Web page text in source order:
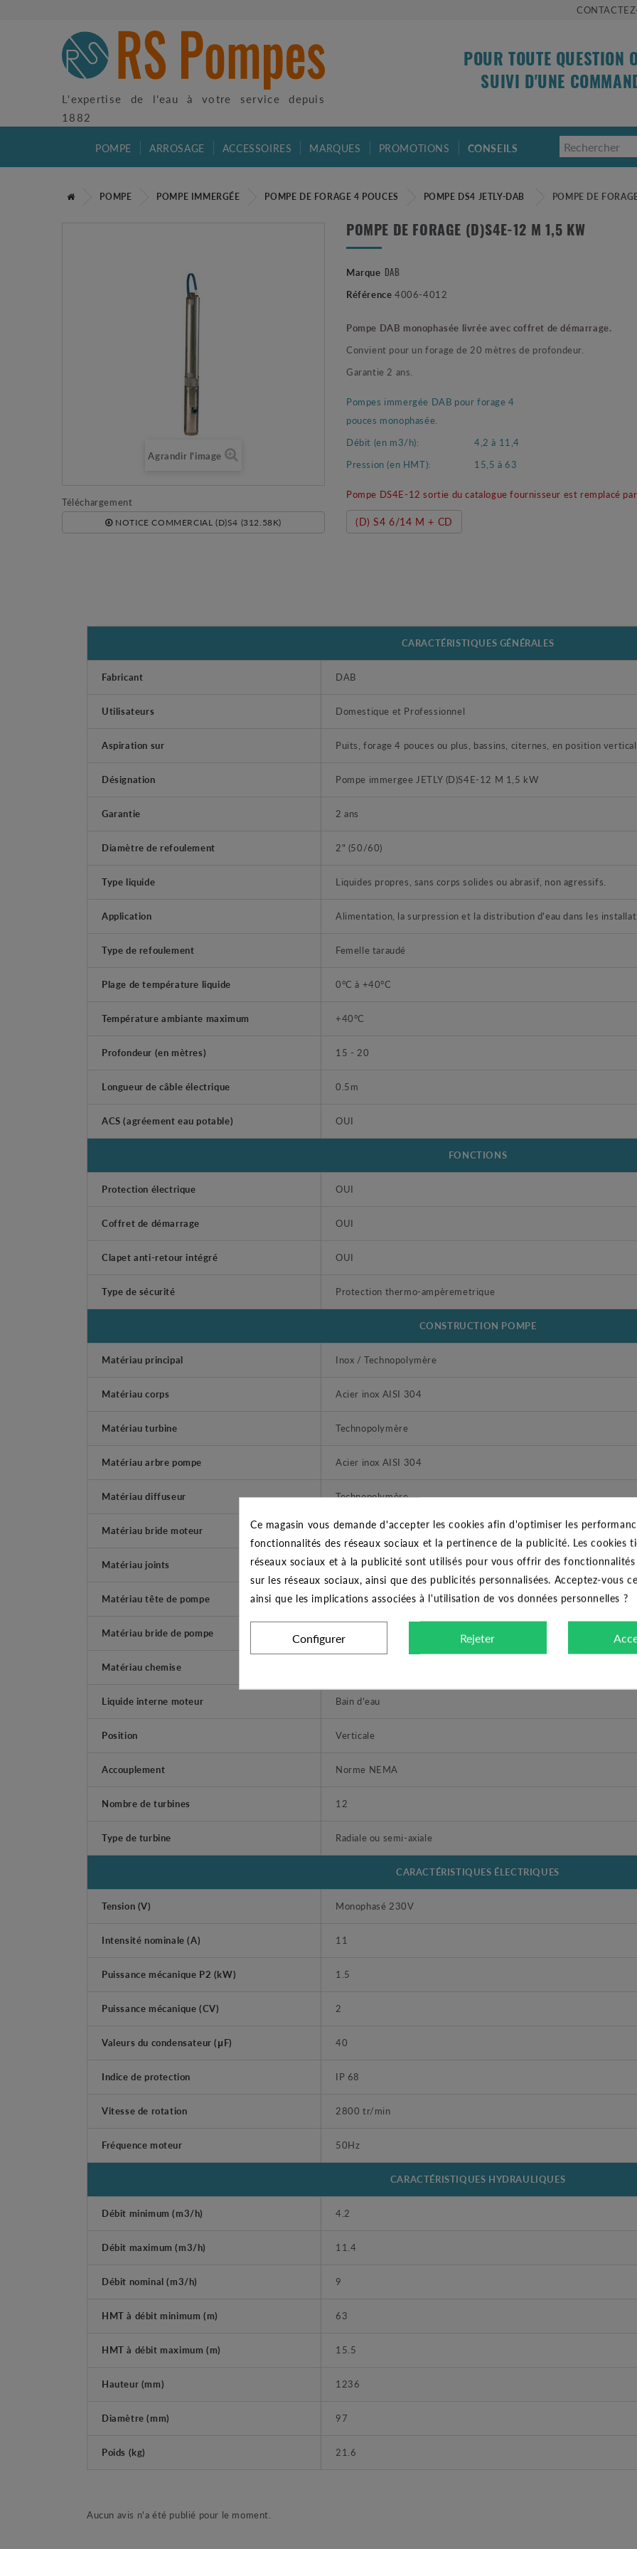
L'expertise de l'eau à votre service depuis
1882
POUR TOUTE QUESTION
SUIVI D'UNE
POMPE ARROSAGE ACCESSOIRES MARQUES PROMOTIONS CONSEILS
POMPE POMPE IMMERGÉE POMPE DE FORAGE 4 POUCES POMPE DS4 JETLY-DAB POMPE DE
Agrandir l'image
Téléchargement
NOTICE COMMERCIAL (D)S4 (312.58K)
POMPE DE FORAGE (D)S4E-12 M 1,5 KW
Marque DAB
Référence 4006-4012
Pompe DAB monophasée livrée avec coffret de démarrage.
Convient pour un forage de 20 mètres de profondeur.
Garantie 2 ans.
Pompes immergée DAB pour forage 4
pouces monophasée.
Débit (en m3/h):
4,2 à 11,4
Pression (en HMT):
15,5 à 63
Pompe DS4E-12 sortie du catalogue fournisseur est remplacé
(D) S4 6/14 M + CD
CARACTÉRISTIQUES GÉNÉRALES
Fabricant DAB
Utilisateurs Domestique et Professionnel
Aspiration sur Puits, forage 4 pouces ou plus, bassins, citernes, en position
Désignation Pompe immergee JETLY (D)S4E-12 M 1,5 kW
Garantie 2 ans
Diamètre de refoulement 2" (50/60)
Type liquide Liquides propres, sans corps solides ou abrasif, non agressifs.
Application Alimentation, la surpression et la distribution d'eau dans les
Type de refoulement Femelle taraudé
Plage de température liquide 0°C à +40°C
Température ambiante maximum +40°C
Profondeur (en mètres) 15 - 20
Longueur de câble électrique 0.5m
ACS (agréement eau potable) OUI
FONCTIONS
Protection électrique OUI
Coffret de démarrage OUI
Clapet anti-retour intégré OUI
Type de sécurité Protection thermo-ampèremetrique
CONSTRUCTION POMPE
Matériau principal Inox / Technopolymère
Matériau corps Acier inox AISI 304
Matériau turbine Technopolymère
Matériau arbre pompe Acier inox AISI 304
Matériau diffuseur Technopolymère
Matériau bride moteur Acier inox AISI 304
Matériau joints Caoutchouc NBR
Matériau tête de pompe Acier inox AISI 304
Matériau bride de pompe
Matériau chemise
Liquide interne moteur Bain d'eau
Position Verticale
Accouplement Norme NEMA
Nombre de turbines 12
Type de turbine Radiale ou semi-axiale
CARACTÉRISTIQUES ÉLECTRIQUES
Tension (V) Monophasé 230V
Intensité nominale (A) 11
Puissance mécanique P2 (kW) 1.5
Puissance mécanique (CV) 2
Valeurs du condensateur (μF) 40
Indice de protection IP 68
Vitesse de rotation 2800 tr/min
Fréquence moteur 50Hz
CARACTÉRISTIQUES HYDRAULIQUES
Débit minimum (m3/h) 4.2
Débit maximum (m3/h) 11.4
Débit nominal (m3/h) 9
HMT à débit minimum (m) 63
HMT à débit maximum (m) 15.5
Hauteur (mm) 1236
Diamètre (mm) 97
Poids (kg) 21.6
Aucun avis n'a été publié pour le moment.
Ce magasin vous demande d'accepter les cookies afin d'optimiser les
fonctionnalités des réseaux sociaux et la pertinence de la publicité. Les cookies
réseaux sociaux et à la publicité sont utilisés pour vous offrir des
sur les réseaux sociaux, ainsi que des publicités personnalisées. Acceptez-vous
ainsi que les implications associées à l'utilisation de vos données personnelles ?
Configurer Rejeter